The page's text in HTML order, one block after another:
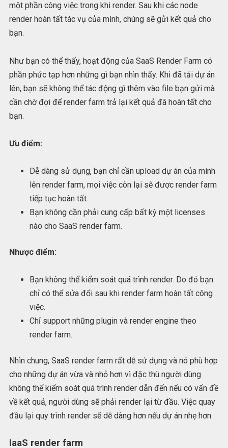
một phần công việc trong khi render. Sau khi các node
render hoàn tất tác vụ của mình, chúng sẽ gửi kết quả cho
bạn.
Như bạn có thể thấy, hoạt động của SaaS Render Farm có
phần phức tạp hơn những gì bạn nhìn thấy. Khi đã tải dự án
lên, bạn sẽ không thể tác động gì thêm vào file bạn gửi mà
cần chờ đợi để render farm trả lại kết quả đã hoàn tất cho
bạn.
Ưu điểm:
Dễ dàng sử dụng, bạn chỉ cần upload dự án của mình
lên render farm, mọi việc còn lại sẽ được render farm
tiếp tục hoàn tất.
Bạn không cần phải cung cấp bất kỳ một licenses
nào cho SaaS render farm.
Nhược điểm:
Bạn không thể kiểm soát quá trình render. Do đó bạn
chỉ có thể sửa đổi sau khi render farm hoàn tất công
việc.
Chỉ support những plugin và render engine theo
render farm.
Nhìn chung, SaaS render farm rất dễ sử dụng và nó phù hợp
cho những dự án vừa và nhỏ hơn vì đặc thù người dùng
không thể kiểm soát quá trình render dẫn đến nếu có vấn đề
về kết quả, người dùng sẽ phải render lại từ đầu. Việc quay
đầu lại quy trình render sẽ dễ dàng hơn nếu dự án nhẹ hơn.
IaaS render farm